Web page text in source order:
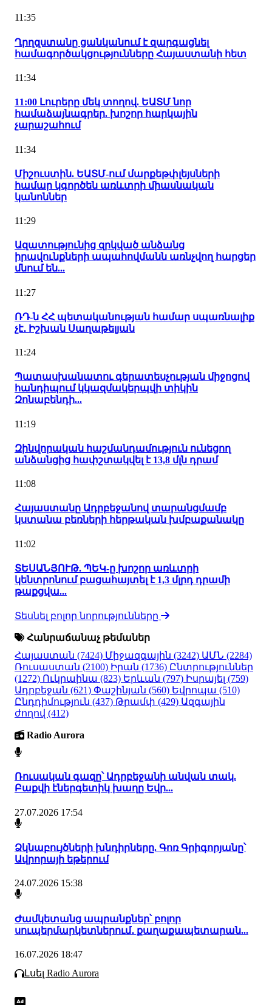
11:35
Ղրղզստանը ցանկանում է զարգացնել
համագործակցությունները Հայաստանի հետ
11:34
11:00 Լուրերը մեկ տողով. ԵԱՏՄ նոր
համաձայնագրեր. խոշոր հարկային
չարաշահում
11:34
Միշուստին. ԵԱՏՄ-ում մարքեթփլեյսների
համար կգործեն առևտրի միասնական
կանոններ
11:29
Ազատությունից զրկված անձանց
իրավունքների ապահովմանն առնչվող հարցեր
մնում են...
11:27
ՌԴ-ն ՀՀ պետականության համար սպառնալիք
չէ․ Իշխան Սաղաթելյան
11:24
Պատասխանատու գերատեսչության միջոցով
հանդիպում կկազմակերպվի տիկին
Զոնաբենդի...
11:19
Զինվորական հաշմանդամություն ունեցող
անձանցից հափշտակվել է 13,8 մլն դրամ
11:08
Հայաստանը Ադրբեջանով տարանցմամբ
կստանա բեռների հերթական խմբաքանակը
11:02
ՏԵՍԱՆՅՈՒԹ. ՊԵԿ-ը խոշոր առևտրի
կենտրոնում բացահայտել է 1,3 մլրդ դրամի
թաքցվա...
Տեսնել բոլոր նորությունները
Հանրաճանաչ թեմաներ
Հայաստան (7424) Միջազգային (3242) ԱՄՆ (2284)
Ռուսաստան (2100) Իրան (1736) Ընտրություններ
(1272) Ուկրաինա (823) Երևան (797) Իսրայել (759)
Ադրբեջան (621) Փաշինյան (560) Եվրոպա (510)
Ընդդիմություն (437) Թրամփ (429) Ազգային
ժողով (412)
Radio Aurora
Ռուսական գազը՝ Ադրբեջանի անվան տակ.
Բաքվի էներգետիկ խաղը Եվր...
27.07.2026 17:54
Ձկնաբույծների խնդիրները. Գոռ Գրիգորյանը՝
Ավրորայի եթերում
24.07.2026 15:38
Ժամկետանց ապրանքներ՝ բոլոր
սուպերմարկետներում․ քաղաքապետարան...
16.07.2026 18:47
Լսել Radio Aurora